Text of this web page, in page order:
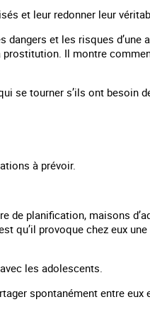
et leur redonner leur
et les risques d’une
Il montre
se tourner s’ils ont besoin
à prévoir.
de planification, maisons
qu’il provoque chez eux
les adolescents.
spontanément entre eux